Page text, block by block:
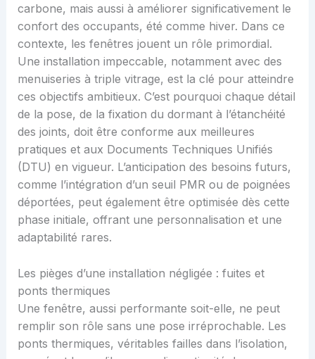
carbone, mais aussi à améliorer significativement le
confort des occupants, été comme hiver. Dans ce
contexte, les fenêtres jouent un rôle primordial.
Une installation impeccable, notamment avec des
menuiseries à triple vitrage, est la clé pour atteindre
ces objectifs ambitieux. C’est pourquoi chaque détail
de la pose, de la fixation du dormant à l’étanchéité
des joints, doit être conforme aux meilleures
pratiques et aux Documents Techniques Unifiés
(DTU) en vigueur. L’anticipation des besoins futurs,
comme l’intégration d’un seuil PMR ou de poignées
déportées, peut également être optimisée dès cette
phase initiale, offrant une personnalisation et une
adaptabilité rares.
Les pièges d’une installation négligée : fuites et
ponts thermiques
Une fenêtre, aussi performante soit-elle, ne peut
remplir son rôle sans une pose irréprochable. Les
ponts thermiques, véritables failles dans l’isolation,